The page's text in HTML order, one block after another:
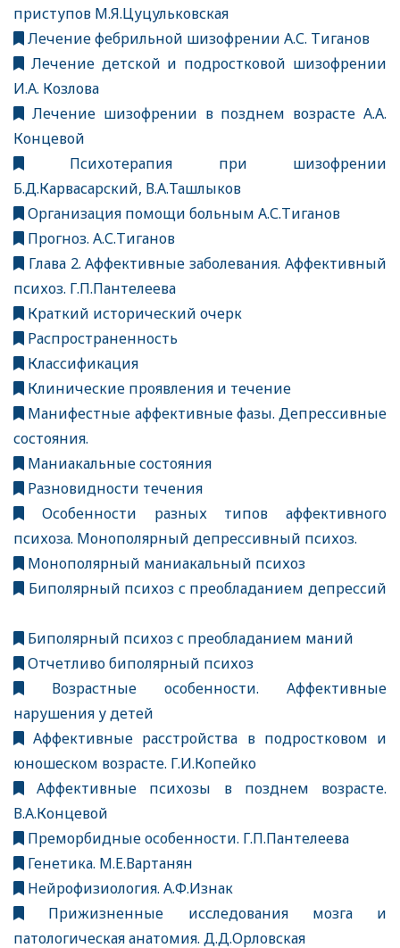
приступов М.Я.Цуцульковская
Лечение фебрильной шизофрении А.С. Тиганов
Лечение детской и подростковой шизофрении
И.А. Козлова
Лечение шизофрении в позднем возрасте А.А.
Концевой
Психотерапия при шизофрении
Б.Д.Карвасарский, В.А.Ташлыков
Организация помощи больным А.С.Тиганов
Прогноз. А.С.Тиганов
Глава 2. Аффективные заболевания. Аффективный
психоз. Г.П.Пантелеева
Краткий исторический очерк
Распространенность
Классификация
Клинические проявления и течение
Манифестные аффективные фазы. Депрессивные
состояния.
Маниакальные состояния
Разновидности течения
Особенности разных типов аффективного
психоза. Монополярный депрессивный психоз.
Монополярный маниакальный психоз
Биполярный психоз с преобладанием депрессий
Биполярный психоз с преобладанием маний
Отчетливо биполярный психоз
Возрастные особенности. Аффективные
нарушения у детей
Аффективные расстройства в подростковом и
юношеском возрасте. Г.И.Копейко
Аффективные психозы в позднем возрасте.
В.А.Концевой
Преморбидные особенности. Г.П.Пантелеева
Генетика. М.Е.Вартанян
Нейрофизиология. А.Ф.Изнак
Прижизненные исследования мозга и
патологическая анатомия. Д.Д.Орловская